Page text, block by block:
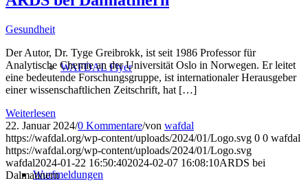
WAFDAL Flyer
Wurfmeldungen
Gesundheit
Der Autor, Dr. Tyge Greibrokk, ist seit 1986 Professor für
Analytische Chemie an der Universität Oslo in Norwegen. Er leitet
eine bedeutende Forschungsgruppe, ist internationaler Herausgeber
einer wissenschaftlichen Zeitschrift, hat […]
Weiterlesen
22. Januar 2024/0 Kommentare/von wafdal
https://wafdal.org/wp-content/uploads/2024/01/Logo.svg 0 0 wafdal
https://wafdal.org/wp-content/uploads/2024/01/Logo.svg
wafdal2024-01-22 16:50:402024-02-07 16:08:10ARDS bei
Dalmatinern